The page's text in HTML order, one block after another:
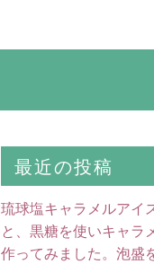
最近の投稿
琉球塩キャラメルアイ
と、黒糖を使いキャラ
作ってみました。泡盛